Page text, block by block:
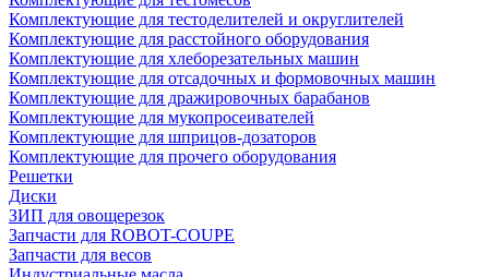
Комплектующие для тестоделителей и округлителей
Комплектующие для расстойного оборудования
Комплектующие для хлеборезательных машин
Комплектующие для отсадочных и формовочных машин
Комплектующие для дражировочных барабанов
Комплектующие для мукопросеивателей
Комплектующие для шприцов-дозаторов
Комплектующие для прочего оборудования
Решетки
Диски
ЗИП для овощерезок
Запчасти для ROBOT-COUPE
Запчасти для весов